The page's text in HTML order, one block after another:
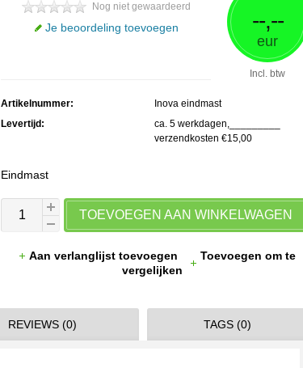
--,--
eur
Incl. btw
Nog niet gewaardeerd
Je beoordeling toevoegen
Artikelnummer:
Inova eindmast
Levertijd:
ca. 5 werkdagen,_________
verzendkosten €15,00
Eindmast
TOEVOEGEN AAN WINKELWAGEN
Aan verlanglijst toevoegen
Toevoegen om te
vergelijken
REVIEWS (0) TAGS (0)